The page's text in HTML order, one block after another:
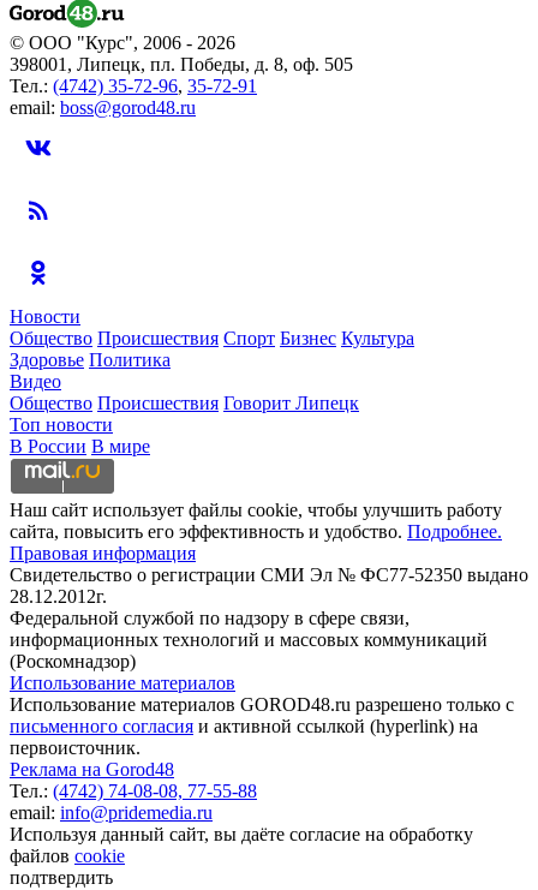
© ООО "Курс", 2006 - 2026
398001, Липецк, пл. Победы, д. 8, оф. 505
Тел.: (4742) 35-72-96, 35-72-91
email: boss@gorod48.ru
Новости
Общество Происшествия Спорт Бизнес Культура
Здоровье Политика
Видео
Общество Происшествия Говорит Липецк
Топ новости
В России В мире
Наш сайт использует файлы cookie, чтобы улучшить работу
сайта, повысить его эффективность и удобство. Подробнее.
Правовая информация
Свидетельство о регистрации СМИ Эл № ФС77-52350 выдано
28.12.2012г.
Федеральной службой по надзору в сфере связи,
информационных технологий и массовых коммуникаций
(Роскомнадзор)
Использование материалов
Использование материалов GOROD48.ru разрешено только с
письменного согласия и активной ссылкой (hyperlink) на
первоисточник.
Реклама на Gorod48
Тел.: (4742) 74-08-08, 77-55-88
email: info@pridemedia.ru
Используя данный сайт, вы даёте согласие на обработку
файлов cookie
подтвердить